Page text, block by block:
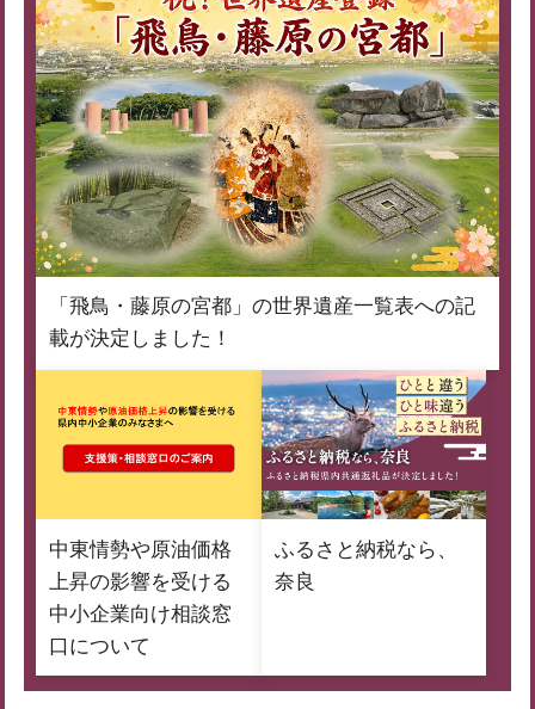
「飛鳥・藤原の宮都」の世界遺産一覧表への記
載が決定しました！
中東情勢や原油価格
上昇の影響を受ける
中小企業向け相談窓
口について
ふるさと納税なら、
奈良